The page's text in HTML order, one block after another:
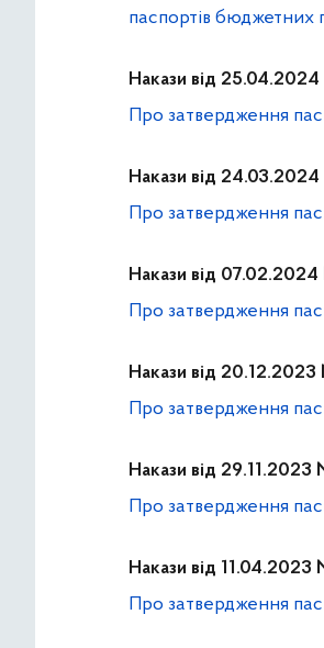
паспортів бюджетних
Накази від
Про затвердження
Накази від
Про затвердження
Накази від
Про затвердження
Накази від
Про затвердження
Накази від
Про затвердження
Накази від 11.04.2023
Про затвердження